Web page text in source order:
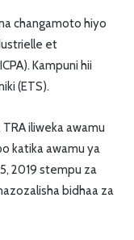
changamoto hiyo
et
Kampuni hii
(ETS).
iliweka awamu
katika awamu ya
2019 stempu za
bidhaa za